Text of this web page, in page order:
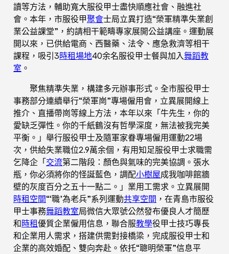
讀等方法，輔助寬大服役甲士盡快順應社會、融進社
會。本年，市服役甲聚會士局立異打造“榮軍精準失業創
業公益課堂”，約請相干範疇專家展開公益講座。運動展
開以來，已供給電商、西醫藥、法令、應急救濟等相干
課程，吸引3時租場地40余名服役甲士餐與加入舞蹈教
室 。
聚焦精準失業，構建多元辦事形式。全市服役甲士
事務部分連續舉行“榮軍崗”專場僱用會，立異展開線上
推介、直播帶崗等線上方法，本年以來「牛先生，你的
愛缺乏彈性。你的千紙鶴沒有哲學深度，無法被我完美
平衡。」舉行服役甲士及隨軍家眷專場僱用運動22場
次，供給失業職位2.9萬余個，有用知足服役甲士求職需
乞降企「交流第二階段：顏色與氣味的完美協調。張水
瓶，你必須將你的怪誕藍色，調配小樹屋成我咖啡館牆
壁的灰度百分之五十一點二。」業用工需求。立異展開
時租空間“‘職’為老兵”系列運動共享空間 ，在青島市服役
甲士事務舞蹈教室局微信大眾號公然發布優良人才簡歷
和時租優質企業僱用信息，聯合服教學役甲士技巧專長
和企業用人需求，搭建供需對接橋梁，完成服役甲士和
企業的高效婚配、雙向奔赴。依托“聰明榮軍”信息平